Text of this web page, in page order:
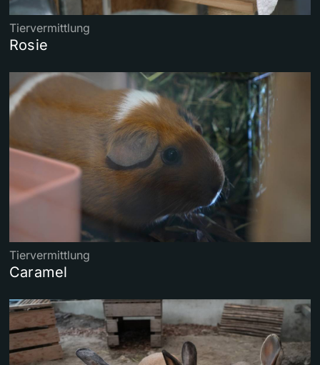
Tiervermittlung
Rosie
Tiervermittlung
Caramel